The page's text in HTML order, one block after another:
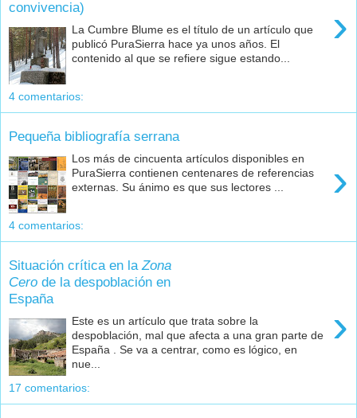
convivencia)
›
La Cumbre Blume es el título de un artículo que
publicó PuraSierra hace ya unos años. El
contenido al que se refiere sigue estando...
4 comentarios:
Pequeña bibliografía serrana
›
Los más de cincuenta artículos disponibles en
PuraSierra contienen centenares de referencias
externas. Su ánimo es que sus lectores ...
4 comentarios:
Situación crítica en la Zona
Cero de la despoblación en
España
›
Este es un artículo que trata sobre la
despoblación, mal que afecta a una gran parte de
España . Se va a centrar, como es lógico, en
nue...
17 comentarios: